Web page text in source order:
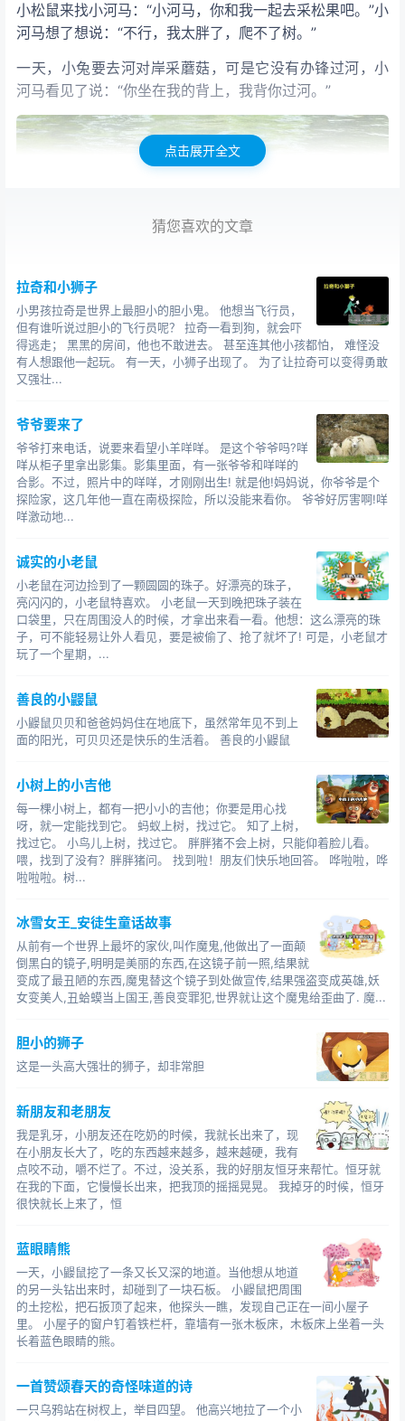
小松鼠来找小河马：“小河马，你和我一起去采松果吧。”小
河马想了想说：“不行，我太胖了，爬不了树。”
一天，小兔要去河对岸采蘑菇，可是它没有办锋过河，小
河马看见了说：“你坐在我的背上，我背你过河。”
小兔坐在小河马的背上，很快到了河对岸。它高兴地说：
本领真的很大吗？”“当然啦！”小兔说。
没过几天，小河马在河边建起了一个“河马摆渡站”。
小河马的本领
点击展开全文
猜您喜欢的文章
拉奇和小狮子
小男孩拉奇是世界上最胆小的胆小鬼。 他想当飞行员，
但有谁听说过胆小的飞行员呢？ 拉奇一看到狗，就会吓
得逃走； 黑黑的房间，他也不敢进去。 甚至连其他小孩都怕， 难怪没
有人想跟他一起玩。 有一天，小狮子出现了。 为了让拉奇可以变得勇敢
又强壮...
爷爷要来了
爷爷打来电话，说要来看望小羊咩咩。 是这个爷爷吗?咩
咩从柜子里拿出影集。影集里面，有一张爷爷和咩咩的
合影。不过，照片中的咩咩，才刚刚出生! 就是他!妈妈说，你爷爷是个
探险家，这几年他一直在南极探险，所以没能来看你。 爷爷好厉害啊!咩
咩激动地...
诚实的小老鼠
小老鼠在河边捡到了一颗圆圆的珠子。好漂亮的珠子，
亮闪闪的，小老鼠特喜欢。 小老鼠一天到晚把珠子装在
口袋里，只在周围没人的时候，才拿出来看一看。他想：这么漂亮的珠
子，可不能轻易让外人看见，要是被偷了、抢了就坏了! 可是，小老鼠才
玩了一个星期，...
善良的小鼹鼠
小鼹鼠贝贝和爸爸妈妈住在地底下，虽然常年见不到上
面的阳光，可贝贝还是快乐的生活着。 善良的小鼹鼠
小树上的小吉他
每一棵小树上，都有一把小小的吉他；你要是用心找
呀，就一定能找到它。 蚂蚁上树，找过它。 知了上树，
找过它。 小鸟儿上树，找过它。 胖胖猪不会上树，只能仰着脸儿看。
喂，找到了没有？胖胖猪问。 找到啦！朋友们快乐地回答。 哗啦啦，哗
啦啦啦。树...
冰雪女王_安徒生童话故事
从前有一个世界上最坏的家伙,叫作魔鬼,他做出了一面颠
倒黑白的镜子,明明是美丽的东西,在这镜子前一照,结果就
变成了最丑陋的东西,魔鬼替这个镜子到处做宣传,结果强盗变成英雄,妖
女变美人,丑蛤蟆当上国王,善良变罪犯,世界就让这个魔鬼给歪曲了. 魔...
胆小的狮子
这是一头高大强壮的狮子，却非常胆
新朋友和老朋友
我是乳牙，小朋友还在吃奶的时候，我就长出来了，现
在小朋友长大了，吃的东西越来越多，越来越硬，我有
点咬不动，嚼不烂了。不过，没关系，我的好朋友恒牙来帮忙。恒牙就
在我的下面，它慢慢长出来，把我顶的摇摇晃晃。 我掉牙的时候，恒牙
很快就长上来了，恒
蓝眼睛熊
一天，小鼹鼠挖了一条又长又深的地道。当他想从地道
的另一头钻出来时，却碰到了一块石板。 小鼹鼠把周围
的土挖松，把石扳顶了起来，他探头一瞧，发现自己正在一间小屋子
里。 小屋子的窗户钉着铁栏杆，靠墙有一张木板床，木板床上坐着一头
长着蓝色眼睛的熊。
一首赞颂春天的奇怪味道的诗
一只乌鸦站在树杈上，举目四望。 他高兴地拉了一个小